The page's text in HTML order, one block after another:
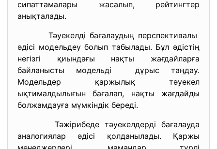
сипаттамалары жасалып, рейтингтер
анықталады.
Тәуекелді бағалаудың перспективалы
әдісі модельдеу болып табылады. Бұл әдістің
негізгі қиындағы нақты жағдайларға
байланысты модельді дұрыс таңдау.
Модельдер қаржылық тәуекел
ықтималдылығын бағалап, нақты жағдайды
болжамдауға мүмкіндік береді.
Тәжірибеде тәуекелдерді бағалауда
аналогиялар әдісі қолданылады. Қаржы